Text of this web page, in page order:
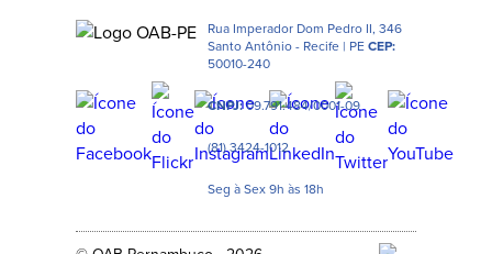
Rua Imperador Dom Pedro II, 346
Santo Antônio - Recife | PECEP:
50010-240
CNPJ:09.791.484/0001-09
(81) 3424-1012
Seg à Sex 9h às 18h